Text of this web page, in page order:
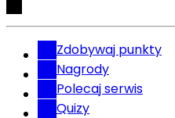
Zdobywaj punkty
Nagrody
Polecaj serwis
Quizy